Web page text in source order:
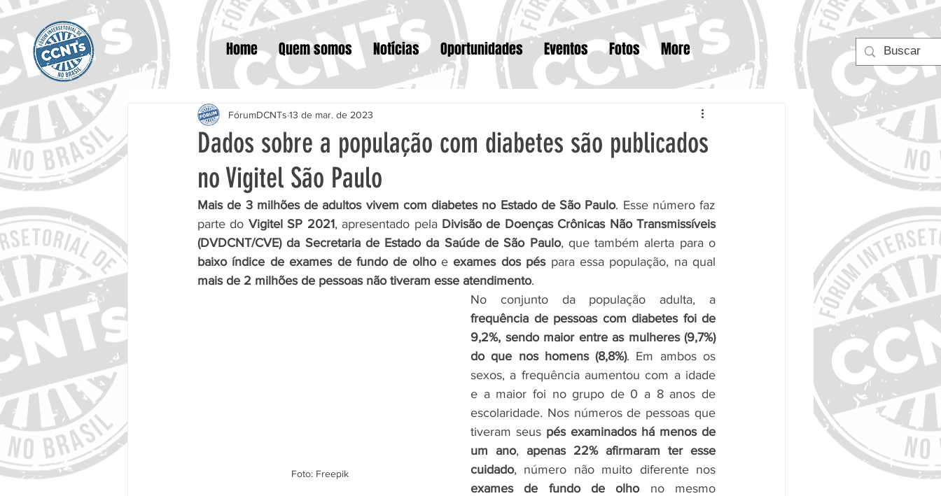
Home Quem somos Notícias Oportunidades Eventos Fotos More
Dados sobre a população com diabetes são publicados
no Vigitel São Paulo
FórumDCNTs 13 de mar. de 2023
Mais de 3 milhões de adultos vivem com diabetes no Estado de São Paulo. Esse número faz
parte do Vigitel SP 2021, apresentado pela Divisão de Doenças Crônicas Não Transmissíveis
(DVDCNT/CVE) da Secretaria de Estado da Saúde de São Paulo
baixo índice de exames de fundo de olho e exames dos pés
mais de 2 milhões de pessoas não tiveram esse atendimento.
Foto: Freepik
frequência de pessoas com diabetes foi de
9,2%, sendo maior entre as mulheres (9,7%)
do que nos homens (8,8%). Em ambos os
sexos, a frequência aumentou com a idade
e a maior foi no grupo de 0 a 8 anos de
escolaridade. Nos números de pessoas que
tiveram seus pés examinados há menos de
um ano, apenas 22% afirmaram ter esse
cuidado
exames de fundo de olho no mesmo